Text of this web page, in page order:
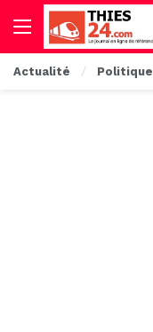
Actualité Politique